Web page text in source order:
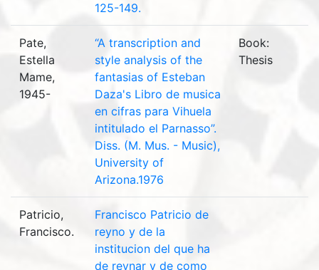
125-149.
Pate,
Estella
Mame,
1945-
“A transcription and
style analysis of the
fantasias of Esteban
Daza's Libro de musica
en cifras para Vihuela
intitulado el Parnasso”.
Diss. (M. Mus. - Music),
University of
Arizona.1976
Book:
Thesis
Patricio,
Francisco.
Francisco Patricio de
reyno y de la
institucion del que ha
de reynar y de como